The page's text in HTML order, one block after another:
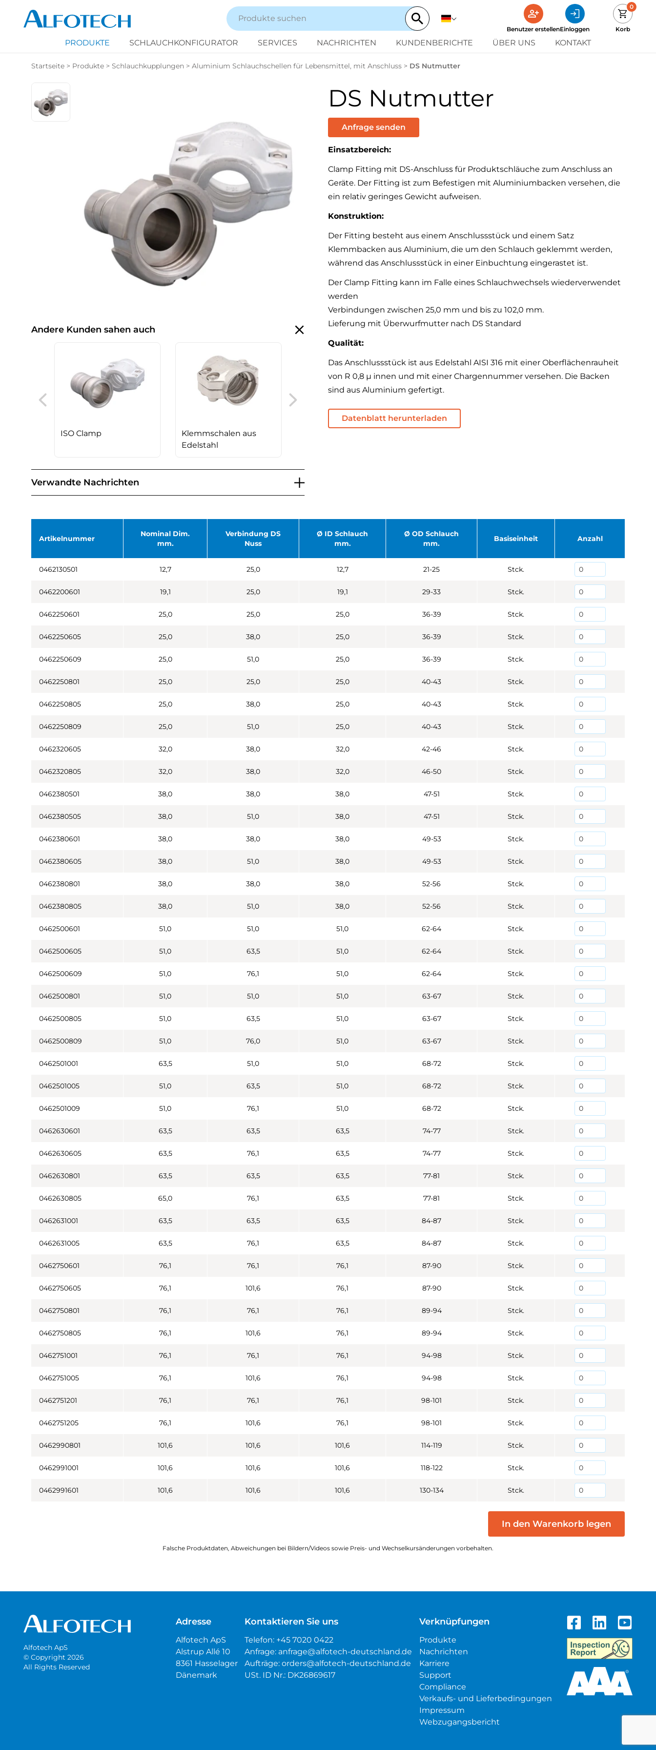
Benutzer erstellenEinloggen
0
Korb
PRODUKTE SCHLAUCHKONFIGURATOR SERVICES NACHRICHTEN KUNDENBERICHTE ÜBER UNS KONTAKT
Startseite > Produkte > Schlauchkupplungen > Aluminium Schlauchschellen für Lebensmittel, mit Anschluss > DS Nutmutter
Andere Kunden sahen auch
ISO Clamp
Klemmschalen aus
Edelstahl
AFT Edelstahl
Überwurfmutter, 90°
gebogen, flach
Verwandte Nachrichten
DS Nutmutter
Anfrage senden
Einsatzbereich:
Clamp Fitting mit DS-Anschluss für Produktschläuche zum Anschluss an
Geräte. Der Fitting ist zum Befestigen mit Aluminiumbacken versehen, die
ein relativ geringes Gewicht aufweisen.
Konstruktion:
Der Fitting besteht aus einem Anschlussstück und einem Satz
Klemmbacken aus Aluminium, die um den Schlauch geklemmt werden,
während das Anschlussstück in einer Einbuchtung eingerastet ist.
Der Clamp Fitting kann im Falle eines Schlauchwechsels wiederverwendet
werden
Verbindungen zwischen 25,0 mm und bis zu 102,0 mm.
Lieferung mit Überwurfmutter nach DS Standard
Qualität:
Das Anschlussstück ist aus Edelstahl AISI 316 mit einer Oberflächenrauheit
von R 0,8 µ innen und mit einer Chargennummer versehen. Die Backen
sind aus Aluminium gefertigt.
Datenblatt herunterladen
Artikelnummer
Nominal Dim.
mm.
Verbindung DS
Nuss
Ø ID Schlauch
mm.
Ø OD Schlauch
mm.
Basiseinheit Anzahl
0462130501 12,7 25,0 12,7 21-25 Stck.
0462200601 19,1 25,0 19,1 29-33 Stck.
0462250601 25,0 25,0 25,0 36-39 Stck.
0462250605 25,0 38,0 25,0 36-39 Stck.
0462250609 25,0 51,0 25,0 36-39 Stck.
0462250801 25,0 25,0 25,0 40-43 Stck.
0462250805 25,0 38,0 25,0 40-43 Stck.
0462250809 25,0 51,0 25,0 40-43 Stck.
0462320605 32,0 38,0 32,0 42-46 Stck.
0462320805 32,0 38,0 32,0 46-50 Stck.
0462380501 38,0 38,0 38,0 47-51 Stck.
0462380505 38,0 51,0 38,0 47-51 Stck.
0462380601 38,0 38,0 38,0 49-53 Stck.
0462380605 38,0 51,0 38,0 49-53 Stck.
0462380801 38,0 38,0 38,0 52-56 Stck.
0462380805 38,0 51,0 38,0 52-56 Stck.
0462500601 51,0 51,0 51,0 62-64 Stck.
0462500605 51,0 63,5 51,0 62-64 Stck.
0462500609 51,0 76,1 51,0 62-64 Stck.
0462500801 51,0 51,0 51,0 63-67 Stck.
0462500805 51,0 63,5 51,0 63-67 Stck.
0462500809 51,0 76,0 51,0 63-67 Stck.
0462501001 63,5 51,0 51,0 68-72 Stck.
0462501005 51,0 63,5 51,0 68-72 Stck.
0462501009 51,0 76,1 51,0 68-72 Stck.
0462630601 63,5 63,5 63,5 74-77 Stck.
0462630605 63,5 76,1 63,5 74-77 Stck.
0462630801 63,5 63,5 63,5 77-81 Stck.
0462630805 65,0 76,1 63,5 77-81 Stck.
0462631001 63,5 63,5 63,5 84-87 Stck.
0462631005 63,5 76,1 63,5 84-87 Stck.
0462750601 76,1 76,1 76,1 87-90 Stck.
0462750605 76,1 101,6 76,1 87-90 Stck.
0462750801 76,1 76,1 76,1 89-94 Stck.
0462750805 76,1 101,6 76,1 89-94 Stck.
0462751001 76,1 76,1 76,1 94-98 Stck.
0462751005 76,1 101,6 76,1 94-98 Stck.
0462751201 76,1 76,1 76,1 98-101 Stck.
0462751205 76,1 101,6 76,1 98-101 Stck.
0462990801 101,6 101,6 101,6 114-119 Stck.
0462991001 101,6 101,6 101,6 118-122 Stck.
0462991601 101,6 101,6 101,6 130-134 Stck.
In den Warenkorb legen
Falsche Produktdaten, Abweichungen bei Bildern/Videos sowie Preis- und Wechselkursänderungen vorbehalten.
Alfotech ApS
© Copyright 2026
All Rights Reserved
Adresse
Alfotech ApS
Alstrup Allé 10
8361 Hasselager
Dänemark
Kontaktieren Sie uns
Telefon: +45 7020 0422
Anfrage: anfrage@alfotech-deutschland.de
Aufträge: orders@alfotech-deutschland.de
USt. ID Nr.: DK26869617
Verknüpfungen
Produkte
Nachrichten
Karriere
Support
Compliance
Verkaufs- und Lieferbedingungen
Impressum
Webzugangsbericht